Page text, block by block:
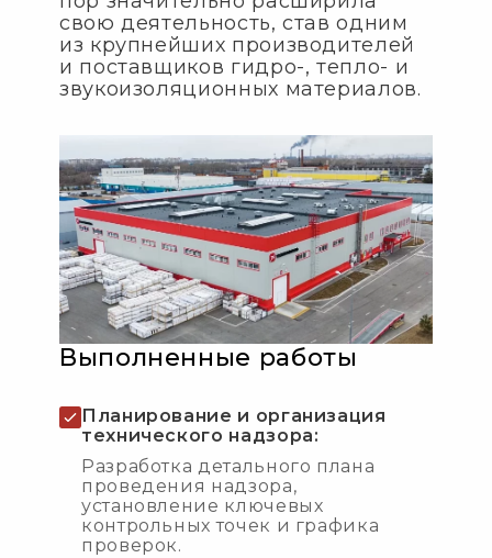
свою деятельность, став одним
из крупнейших производителей
и поставщиков гидро-, тепло- и
звукоизоляционных материалов.
Выполненные работы
Планирование и организация
технического надзора:
Разработка детального плана
проведения надзора,
установление ключевых
контрольных точек и графика
проверок.